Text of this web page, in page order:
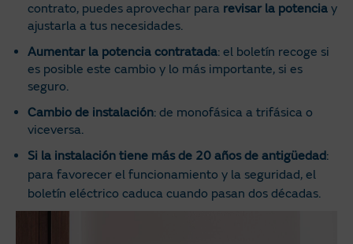
contrato, puedes aprovechar para revisar la potencia y
ajustarla a tus necesidades.
Aumentar la potencia contratada: el boletín recoge si
es posible este cambio y lo más importante, si es
seguro.
Cambio de instalación: de monofásica a trifásica o
viceversa.
Si la instalación tiene más de 20 años de antigüedad:
para favorecer el funcionamiento y la seguridad, el
boletín eléctrico caduca cuando pasan dos décadas.